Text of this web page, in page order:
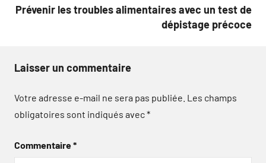
Prévenir les troubles alimentaires avec un test de
dépistage précoce
Laisser un commentaire
Votre adresse e-mail ne sera pas publiée. Les champs
obligatoires sont indiqués avec*
Commentaire*